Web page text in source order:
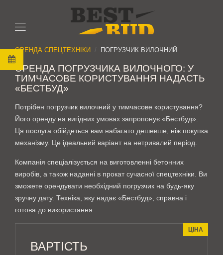
ОРЕНДА СПЕЦТЕХНІКИ ПОГРУЗЧИК ВИЛОЧНИЙ
ОРЕНДА ПОГРУЗЧИКА ВИЛОЧНОГО: У
ТИМЧАСОВЕ КОРИСТУВАННЯ НАДАСТЬ
«БЕСТБУД»
Потрібен погрузчик вилочний у тимчасове користування?
Його оренду на вигідних умовах запропонує «Бестбуд».
Ця послуга обійдеться вам набагато дешевше, ніж покупка
механізму. Це ідеальний варіант на нетривалий період.
Компанія спеціалізується на виготовленні бетонних
виробів, а також наданні в прокат сучасної спецтехніки. Ви
зможете орендувати необхідний погрузчик на будь-яку
зручну дату. Техніка, яку надає «Бестбуд», справна і
готова до використання.
ЦІНА
ВАРТІСТЬ